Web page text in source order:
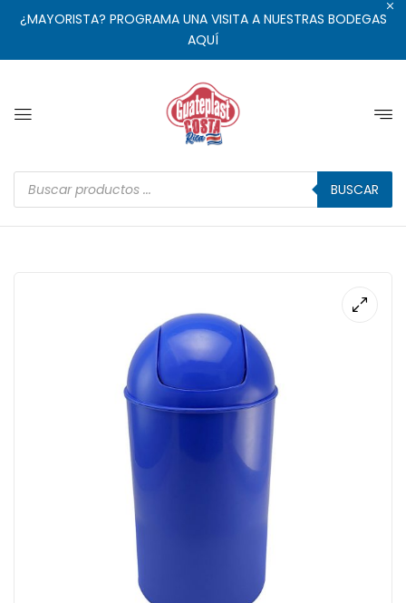
¿MAYORISTA? PROGRAMA UNA VISITA A NUESTRAS BODEGAS
AQUÍ
BUSCAR